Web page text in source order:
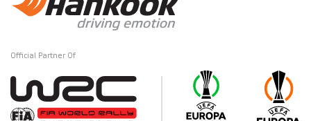
Official Partner Of